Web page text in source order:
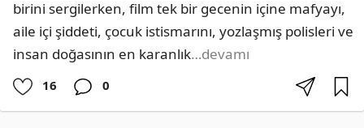
birini sergilerken, film tek bir gecenin içine mafyayı,
aile içi şiddeti, çocuk istismarını, yozlaşmış polisleri ve
insan doğasının en karanlık…devamı
16 0